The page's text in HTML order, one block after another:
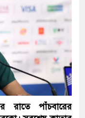
রাতে পাঁচবারের